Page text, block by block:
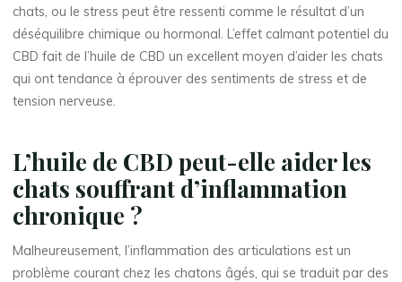
chats, ou le stress peut être ressenti comme le résultat d’un
déséquilibre chimique ou hormonal. L’effet calmant potentiel du
CBD fait de l’huile de CBD un excellent moyen d’aider les chats
qui ont tendance à éprouver des sentiments de stress et de
tension nerveuse.
L’huile de CBD peut-elle aider les
chats souffrant d’inflammation
chronique ?
Malheureusement, l’inflammation des articulations est un
problème courant chez les chatons âgés, qui se traduit par des